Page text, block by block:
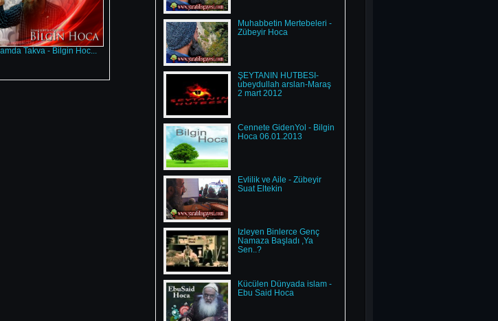
Takva - Bilgin Hoc...
Muhabbetin Mertebeleri -
Zübeyir Hoca
ŞEYTANIN HUTBESİ-
ubeydullah arslan-Maraş
2 mart 2012
Cennete GidenYol - Bilgin
Hoca 06.01.2013
Evlilik ve Aile - Zübeyir
Suat Eltekin
İzleyen Binlerce Genç
Namaza Başladı ,Ya
Sen..?
Kücülen Dünyada islam -
Ebu Said Hoca